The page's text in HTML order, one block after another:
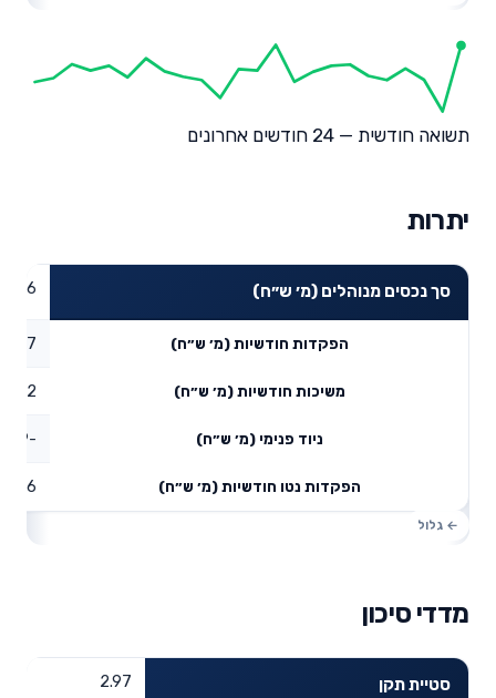
תשואה חודשית — 24 חודשים אחרונים
יתרות
סך נכסים מנוהלים (מ׳ ש״ח)
הפקדות חודשיות (מ׳ ש״ח) 0.27
משיכות חודשיות (מ׳ ש״ח) 0.02
ניוד פנימי (מ׳ ש״ח) -0.09
הפקדות נטו חודשיות (מ׳ ש״ח) 0.16
מדדי סיכון
סטיית תקן 2.97